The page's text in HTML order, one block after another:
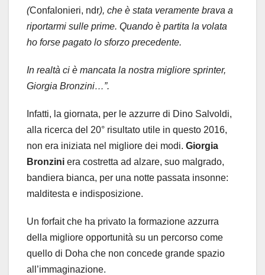
(Confalonieri, ndr), che è stata veramente brava a
riportarmi sulle prime. Quando è partita la volata
ho forse pagato lo sforzo precedente.
In realtà ci è mancata la nostra migliore sprinter,
Giorgia Bronzini…”.
Infatti, la giornata, per le azzurre di Dino Salvoldi,
alla ricerca del 20° risultato utile in questo 2016,
non era iniziata nel migliore dei modi. Giorgia
Bronzini era costretta ad alzare, suo malgrado,
bandiera bianca, per una notte passata insonne:
malditesta e indisposizione.
Un forfait che ha privato la formazione azzurra
della migliore opportunità su un percorso come
quello di Doha che non concede grande spazio
all’immaginazione.